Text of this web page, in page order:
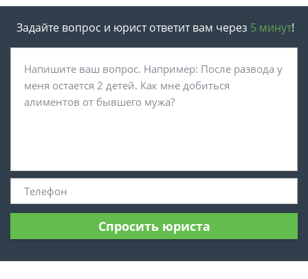
Задайте вопрос и юрист ответит вам через 5 минут!
Спросить юриста